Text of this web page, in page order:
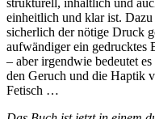
einheitlich und klar ist.
sicherlich der nötige Druck
aufwändiger ein gedrucktes
– aber irgendwie bedeutet
den Geruch und die Haptik
Fetisch …